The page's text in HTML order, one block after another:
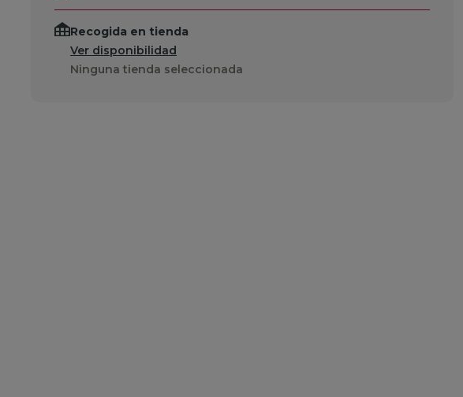
Recogida en tienda
Ver disponibilidad
Ninguna tienda seleccionada